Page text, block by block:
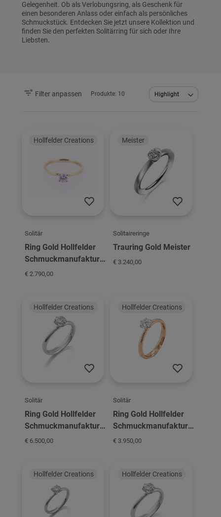
Gelegenheit. Ob als Verlobungsring, als Geschenk für
einen besonderen Anlass oder einfach als persönliches
Schmuckstück. Entdecken Sie jetzt unsere Kollektion und
finden Sie den perfekten Solitärring für sich oder Ihre
Liebsten.
Produkte: 10
Hollfelder Creations
Solitär
Ring Gold Hollfelder
Schmuckmanufaktur
Solitär 4er Krappe
€ 2.790,00
Meister
Solitaireringe
Trauring Gold Meister
€ 3.240,00
Hollfelder Creations
Solitär
Ring Gold Hollfelder
Schmuckmanufaktur
Solitär 6er Krappe
€ 6.500,00
Hollfelder Creations
Solitär
Ring Gold Hollfelder
Schmuckmanufaktur
Solitär 6er Krappe
€ 3.950,00
Hollfelder Creations Hollfelder Creations
Filter anpassen